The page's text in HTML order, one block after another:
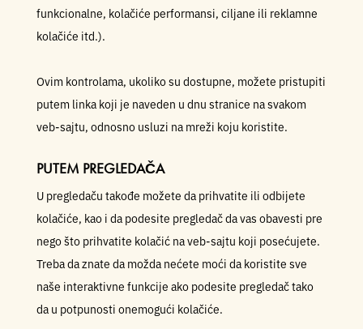
funkcionalne, kolačiće performansi, ciljane ili reklamne
kolačiće itd.).
Ovim kontrolama, ukoliko su dostupne, možete pristupiti
putem linka koji je naveden u dnu stranice na svakom
veb-sajtu, odnosno usluzi na mreži koju koristite.
PUTEM PREGLEDAČA
U pregledaču takođe možete da prihvatite ili odbijete
kolačiće, kao i da podesite pregledač da vas obavesti pre
nego što prihvatite kolačić na veb-sajtu koji posećujete.
Treba da znate da možda nećete moći da koristite sve
naše interaktivne funkcije ako podesite pregledač tako
da u potpunosti onemogući kolačiće.